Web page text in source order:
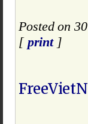
Posted on
[ print]